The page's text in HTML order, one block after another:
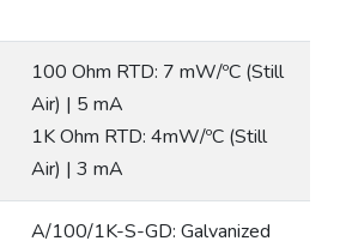
100 Ohm RTD: 7 mW/ºC (Still
Air) | 5 mA
1K Ohm RTD: 4mW/ºC (Still
Air) | 3 mA
A/100/1K-S-GD: Galvanized